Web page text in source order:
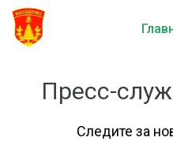
Пресс-
Следите за